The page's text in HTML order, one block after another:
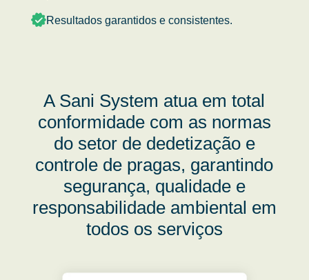
Resultados garantidos e consistentes.
A Sani System atua em total
conformidade com as normas
do setor de dedetização e
controle de pragas, garantindo
segurança, qualidade e
responsabilidade ambiental em
todos os serviços